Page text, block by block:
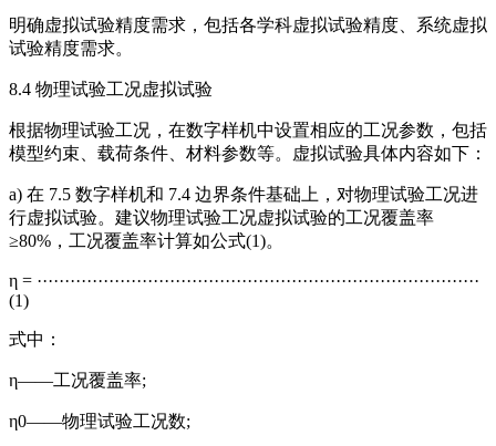
明确虚拟试验精度需求，包括各学科虚拟试验精度、系统虚拟
试验精度需求。
8.4 物理试验工况虚拟试验
根据物理试验工况，在数字样机中设置相应的工况参数，包括
模型约束、载荷条件、材料参数等。虚拟试验具体内容如下：
a) 在 7.5 数字样机和 7.4 边界条件基础上，对物理试验工况进
行虚拟试验。建议物理试验工况虚拟试验的工况覆盖率
≥80%，工况覆盖率计算如公式(1)。
η = ················································································
(1)
式中：
η——工况覆盖率;
η0——物理试验工况数;